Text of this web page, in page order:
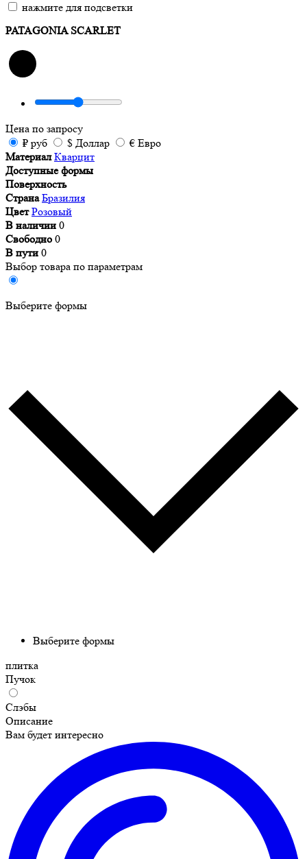
нажмите для подсветки
PATAGONIA SCARLET
Цена по запросу
₽ руб $ Доллар € Евро
Материал Кварцит
Доступные формы
Поверхность
Страна Бразилия
Цвет Розовый
В наличии 0
Свободно 0
В пути 0
Выбор товара по параметрам
Выберите формы
Выберите формы
плитка
Пучок
Слэбы
Описание
Вам будет интересно